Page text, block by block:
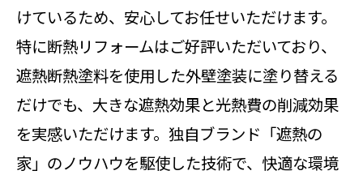
けているため、安心してお任せいただけます。
特に断熱リフォームはご好評いただいており、
遮熱断熱塗料を使用した外壁塗装に塗り替える
だけでも、大きな遮熱効果と光熱費の削減効果
を実感いただけます。独自ブランド「遮熱の
家」のノウハウを駆使した技術で、快適な環境